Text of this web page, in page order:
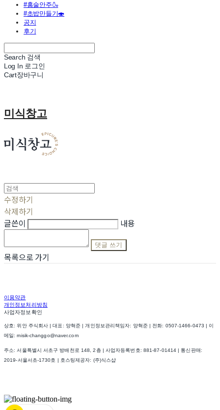
#홈술안주🍶
#초밥만들기🍣
공지
후기
Search 검색
Log In 로그인
Cart장바구니
미식창고
수정하기
삭제하기
글쓴이
내용
댓글 쓰기
목록으로 가기
이용약관
개인정보처리방침
사업자정보확인
상호: 위안 주식회사 | 대표: 양혁준 | 개인정보관리책임자: 양혁준 | 전화: 0507-1466-0473 | 이
메일: misik-changgo@naver.com
주소: 서울특별시 서초구 방배천로 148, 2층 | 사업자등록번호: 881-87-01414 | 통신판매:
2019-서울서초-1730호
| 호스팅제공자: (주)식스샵